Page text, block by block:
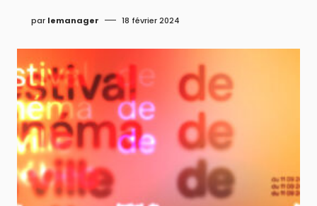
par lemanager 18 février 2024